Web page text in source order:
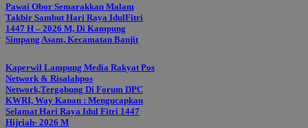
Pawai Obor Semarakkan Malam
Takbir Sambut Hari Raya IdulFitri
1447 H – 2026 M, Di Kampung
Simpang Asam, Kecamatan Banjit
Kaperwil Lampung Media Rakyat Pos
Network & Risalahpos
Network,Tergabung Di Forum DPC
KWRI, Way Kanan : Mengucapkan
Selamat Hari Raya Idul Fitri 1447
Hijriah- 2026 M